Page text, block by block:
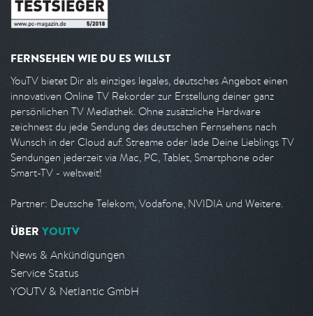
FERNSEHEN WIE DU ES WILLST
YouTV bietet Dir als einziges legales, deutsches Angebot einen
innovativen Online TV Rekorder zur Erstellung deiner ganz
persönlichen TV Mediathek. Ohne zusätzliche Hardware
zeichnest du jede Sendung des deutschen Fernsehens nach
Wunsch in der Cloud auf. Streame oder lade Deine Lieblings TV
Sendungen jederzeit via Mac, PC, Tablet, Smartphone oder
Smart-TV - weltweit!
Partner: Deutsche Telekom, Vodafone, NVIDIA und Weitere.
ÜBER YOUTV
News & Ankündigungen
Service Status
YOUTV & Netlantic GmbH